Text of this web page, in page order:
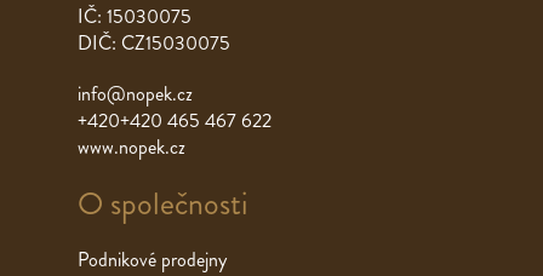
IČ: 15030075
DIČ: CZ15030075
info@nopek.cz
+420+420 465 467 622
www.nopek.cz
O společnosti
Podnikové prodejny